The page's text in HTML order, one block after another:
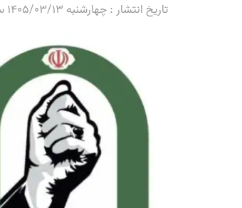
تاریخ انتشار :چهارشنبه 1405/03/13 ساعت 20:16